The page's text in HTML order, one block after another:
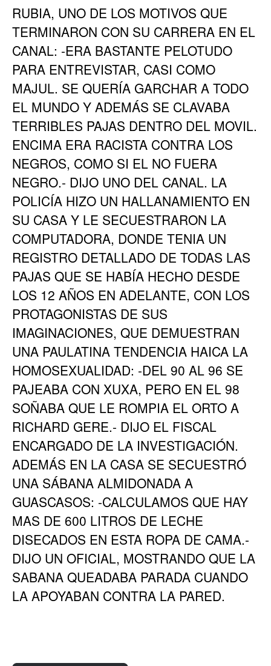
RUBIA, UNO DE LOS MOTIVOS QUE
TERMINARON CON SU CARRERA EN EL
CANAL: -ERA BASTANTE PELOTUDO
PARA ENTREVISTAR, CASI COMO
MAJUL. SE QUERÍA GARCHAR A TODO
EL MUNDO Y ADEMÁS SE CLAVABA
TERRIBLES PAJAS DENTRO DEL MOVIL.
ENCIMA ERA RACISTA CONTRA LOS
NEGROS, COMO SI EL NO FUERA
NEGRO.- DIJO UNO DEL CANAL. LA
POLICÍA HIZO UN HALLANAMIENTO EN
SU CASA Y LE SECUESTRARON LA
COMPUTADORA, DONDE TENIA UN
REGISTRO DETALLADO DE TODAS LAS
PAJAS QUE SE HABÍA HECHO DESDE
LOS 12 AÑOS EN ADELANTE, CON LOS
PROTAGONISTAS DE SUS
IMAGINACIONES, QUE DEMUESTRAN
UNA PAULATINA TENDENCIA HAICA LA
HOMOSEXUALIDAD: -DEL 90 AL 96 SE
PAJEABA CON XUXA, PERO EN EL 98
SOÑABA QUE LE ROMPIA EL ORTO A
RICHARD GERE.- DIJO EL FISCAL
ENCARGADO DE LA INVESTIGACIÓN.
ADEMÁS EN LA CASA SE SECUESTRÓ
UNA SÁBANA ALMIDONADA A
GUASCASOS: -CALCULAMOS QUE HAY
MAS DE 600 LITROS DE LECHE
DISECADOS EN ESTA ROPA DE CAMA.-
DIJO UN OFICIAL, MOSTRANDO QUE LA
SABANA QUEADABA PARADA CUANDO
LA APOYABAN CONTRA LA PARED.